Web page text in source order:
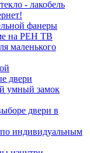
- лакобель
фанеры
на РЕН ТВ
маленького
двери
умный замок
двери в
индивидуальным